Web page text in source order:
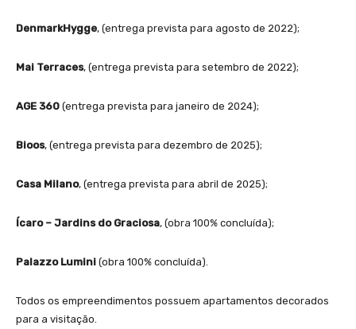
DenmarkHygge, (entrega prevista para agosto de 2022);
Mai Terraces, (entrega prevista para setembro de 2022);
AGE 360 (entrega prevista para janeiro de 2024);
Bioos, (entrega prevista para dezembro de 2025);
Casa Milano, (entrega prevista para abril de 2025);
Ícaro – Jardins do Graciosa, (obra 100% concluída);
Palazzo Lumini (obra 100% concluída).
Todos os empreendimentos possuem apartamentos decorados
para a visitação.